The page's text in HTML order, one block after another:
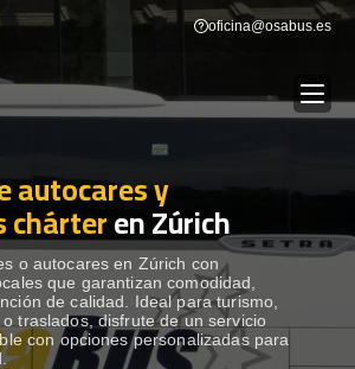
oficina@osabus.es
Show dropdown
Show dropdown
autocares y
chárteren Zúrich
o autocares en Zúrich con
que garantizan comodidad,
de calidad. Ideal para turismo,
traslados, disfrute de un servicio
con opciones personalizadas para